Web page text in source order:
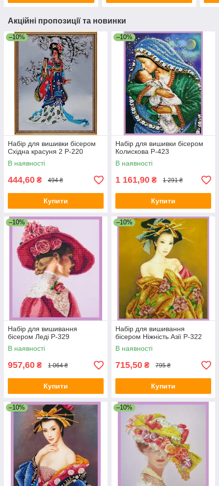
Акційні пропозиції та новинки
–10%
Набір для вишивки бісером
Східна красуня 2 Р-220
В наявності
444,60 ₴ 494 ₴
Купити
–10%
Набір для вишивки бісером
Колискова Р-423
В наявності
1 161,90 ₴ 1 291 ₴
Купити
–10%
Набір для вишивання
бісером Леді Р-329
В наявності
957,60 ₴ 1 064 ₴
Купити
–10%
Набір для вишивання
бісером Ніжність Азії Р-322
В наявності
715,50 ₴ 795 ₴
Купити
–10% –10%